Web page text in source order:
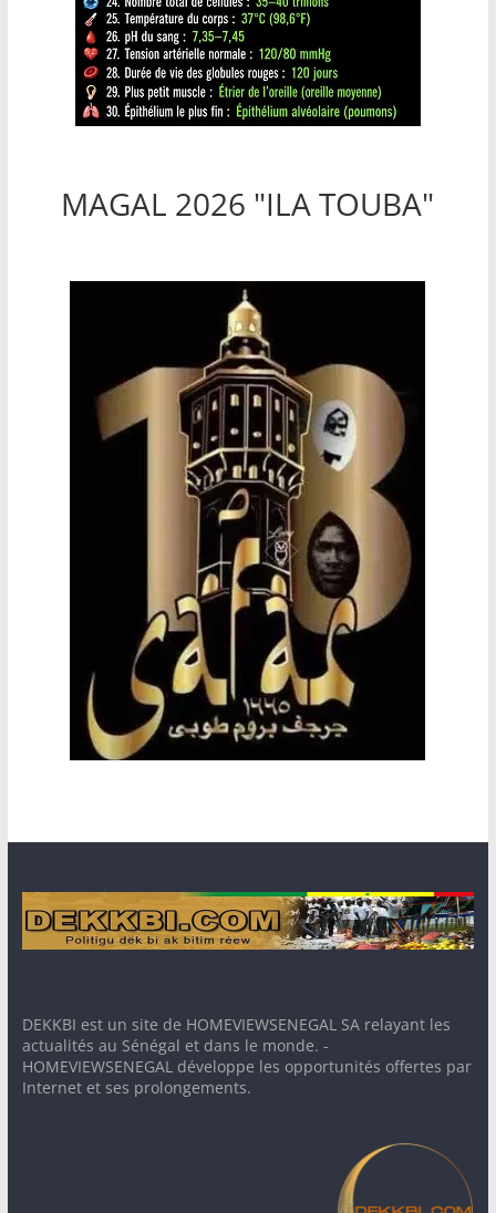
MAGAL 2026 "ILA TOUBA"
DEKKBI est un site de HOMEVIEWSENEGAL SA relayant les
actualités au Sénégal et dans le monde. -
HOMEVIEWSENEGAL développe les opportunités offertes par
Internet et ses prolongements.